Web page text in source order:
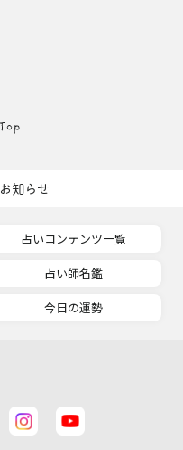
お知らせ
占いコンテンツ一覧
占い師名鑑
今日の運勢